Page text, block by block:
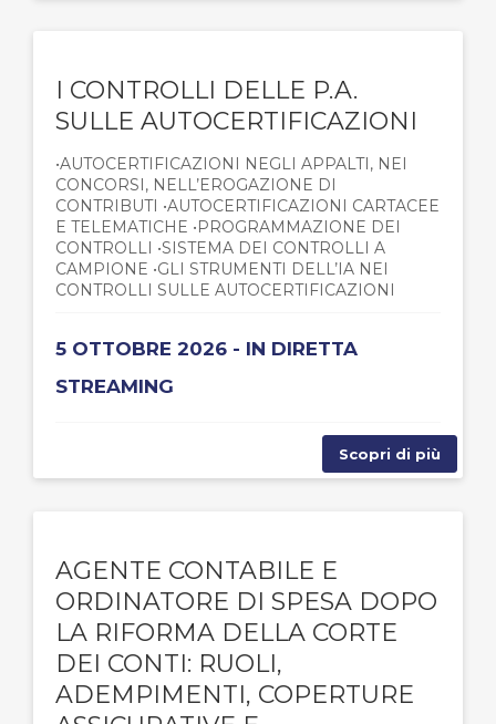
I CONTROLLI DELLE P.A.
SULLE AUTOCERTIFICAZIONI
•AUTOCERTIFICAZIONI NEGLI APPALTI, NEI
CONCORSI, NELL’EROGAZIONE DI
CONTRIBUTI •AUTOCERTIFICAZIONI CARTACEE
E TELEMATICHE •PROGRAMMAZIONE DEI
CONTROLLI •SISTEMA DEI CONTROLLI A
CAMPIONE •GLI STRUMENTI DELL’IA NEI
CONTROLLI SULLE AUTOCERTIFICAZIONI
5 OTTOBRE 2026 - IN DIRETTA
STREAMING
Scopri di più
AGENTE CONTABILE E
ORDINATORE DI SPESA DOPO
LA RIFORMA DELLA CORTE
DEI CONTI: RUOLI,
ADEMPIMENTI, COPERTURE